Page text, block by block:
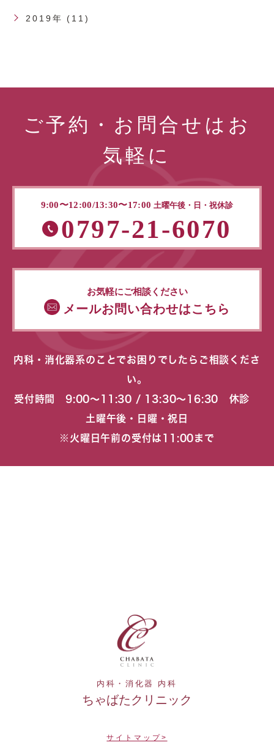
2019年 (11)
ご予約・お問合せはお
気軽に
9:00〜12:00/13:30〜17:00 土曜午後・日・祝休診
0797-21-6070
お気軽にご相談ください
メールお問い合わせはこちら
内科・消化器系のことでお困りでしたらご相談くださ
い。
受付時間 9:00〜11:30 / 13:30〜16:30 休診
土曜午後・日曜・祝日
※火曜日午前の受付は11:00まで
内科・消化器 内科
ちゃばたクリニック
サイトマップ>